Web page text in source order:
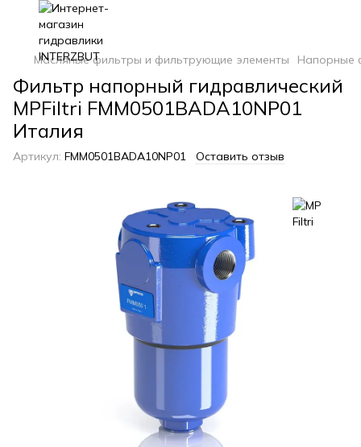
Масляные фильтры и фильтрующие элементы Напорные
Фильтр напорный гидравлический
MPFiltri FMM0501BADA10NP01
Италия
Артикул: FMM0501BADA10NP01 Оставить отзыв